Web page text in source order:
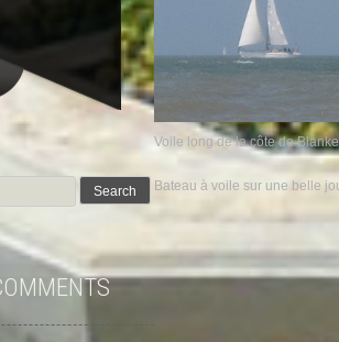
Voile long de la côte de
Bateau à voile sur une belle